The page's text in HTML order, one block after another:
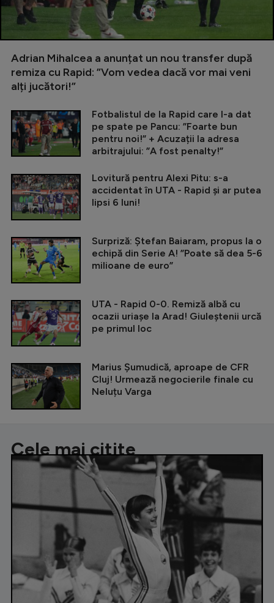
Adrian Mihalcea a anunțat un nou transfer după
remiza cu Rapid: ”Vom vedea dacă vor mai veni
alți jucători!”
Fotbalistul de la Rapid care l-a dat
pe spate pe Pancu: ”Foarte bun
pentru noi!” + Acuzații la adresa
arbitrajului: ”A fost penalty!”
Lovitură pentru Alexi Pitu: s-a
accidentat în UTA - Rapid și ar putea
lipsi 6 luni!
Surpriză: Ștefan Baiaram, propus la o
echipă din Serie A! ”Poate să dea 5-6
milioane de euro”
UTA - Rapid 0-0. Remiză albă cu
ocazii uriașe la Arad! Giuleștenii urcă
pe primul loc
Marius Șumudică, aproape de CFR
Cluj! Urmează negocierile finale cu
Neluțu Varga
Cele mai citite